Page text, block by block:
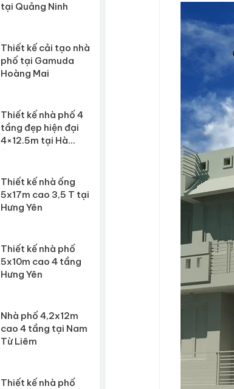
tại Quảng Ninh
Thiết kế cải tạo nhà
phố tại Gamuda
Hoàng Mai
Thiết kế nhà phố 4
tầng đẹp hiện đại
4×12.5m tại Hà
Thiết kế nhà ống
5x17m cao 3,5 T tại
Hưng Yên
Thiết kế nhà phố
5x10m cao 4 tầng
Hưng Yên
Nhà phố 4,2x12m
cao 4 tầng tại Nam
Từ Liêm
Thiết kế nhà phố